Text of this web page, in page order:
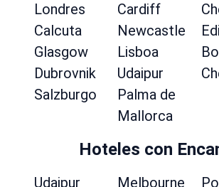
Londres
Cardiff
Calcuta
Newcastle
Glasgow
Lisboa
Dubrovnik
Udaipur
Salzburgo
Palma de
Mallorca
Hoteles con
Udaipur Melbourne